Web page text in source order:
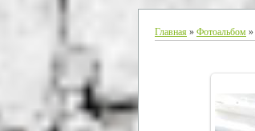
Главная » Фотоальбом »